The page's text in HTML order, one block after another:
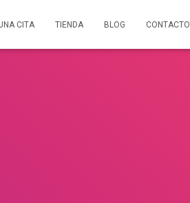
CITA TIENDA BLOG CONTACTO